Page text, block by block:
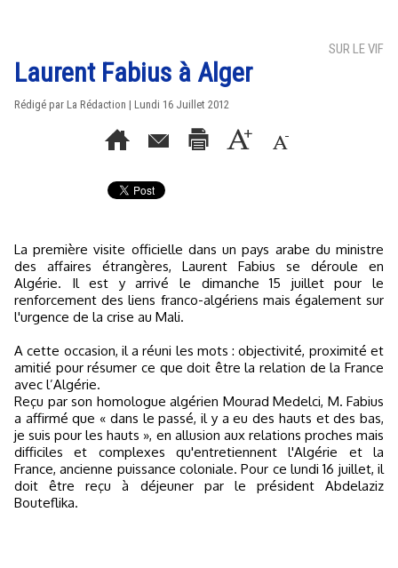
SUR LE VIF
Laurent Fabius à Alger
Rédigé par La Rédaction | Lundi 16 Juillet 2012
La première visite officielle dans un pays arabe du ministre
des affaires étrangères, Laurent Fabius se déroule en
Algérie. Il est y arrivé le dimanche 15 juillet pour le
renforcement des liens franco-algériens mais également sur
l'urgence de la crise au Mali.
A cette occasion, il a réuni les mots : objectivité, proximité et
amitié pour résumer ce que doit être la relation de la France
avec l’Algérie.
Reçu par son homologue algérien Mourad Medelci, M. Fabius
a affirmé que « dans le passé, il y a eu des hauts et des bas,
je suis pour les hauts », en allusion aux relations proches mais
difficiles et complexes qu'entretiennent l'Algérie et la
France, ancienne puissance coloniale. Pour ce lundi 16 juillet, il
doit être reçu à déjeuner par le président Abdelaziz
Bouteflika.